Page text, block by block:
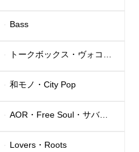
Bass
トークボックス・ヴォコーダー
和モノ・City Pop
AOR・Free Soul・サバービア
Lovers・Roots